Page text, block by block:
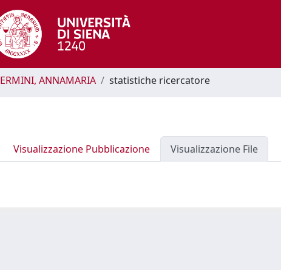
ERMINI, ANNAMARIA statistiche ricercatore
Visualizzazione Pubblicazione Visualizzazione File